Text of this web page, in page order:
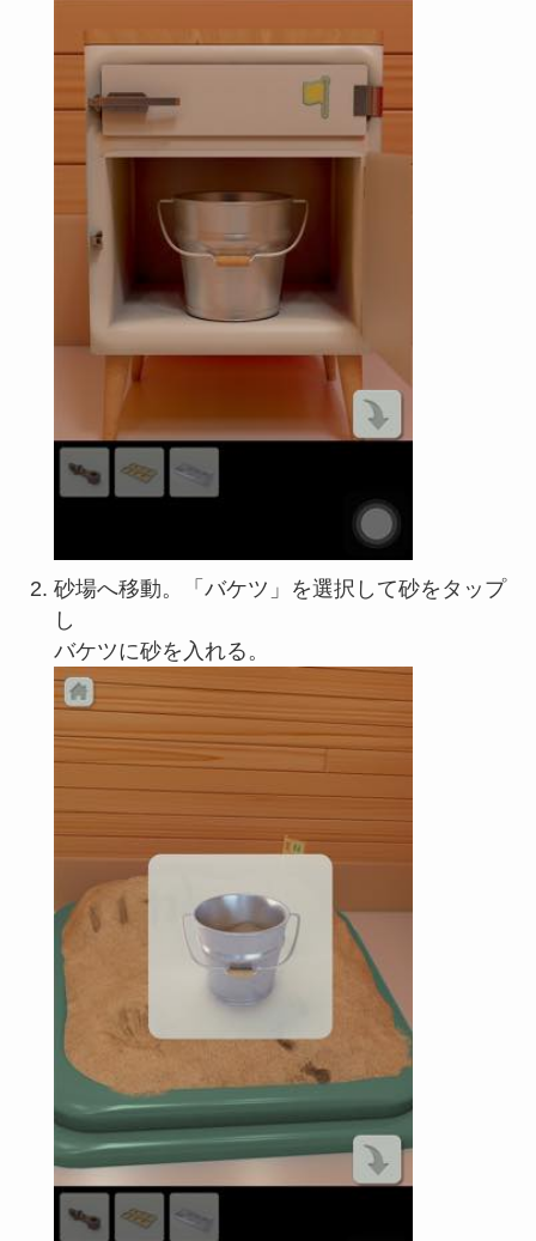
砂場へ移動。「バケツ」を選択して砂をタップ
し
バケツに砂を入れる。